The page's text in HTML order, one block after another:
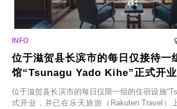
位于滋贺县长滨市的每日仅接待一
馆“Tsunagu Yado Kihe”正式开业
位于滋贺县长滨市的每日仅限一组的住宿设施
式开业，并已在乐天旅游（Rakuten Travel）